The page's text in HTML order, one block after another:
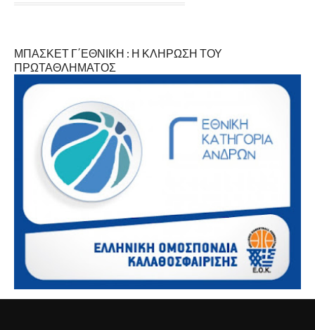
ΜΠΑΣΚΕΤ Γ΄ΕΘΝΙΚΗ : Η ΚΛΗΡΩΣΗ ΤΟΥ
ΠΡΩΤΑΘΛΗΜΑΤΟΣ